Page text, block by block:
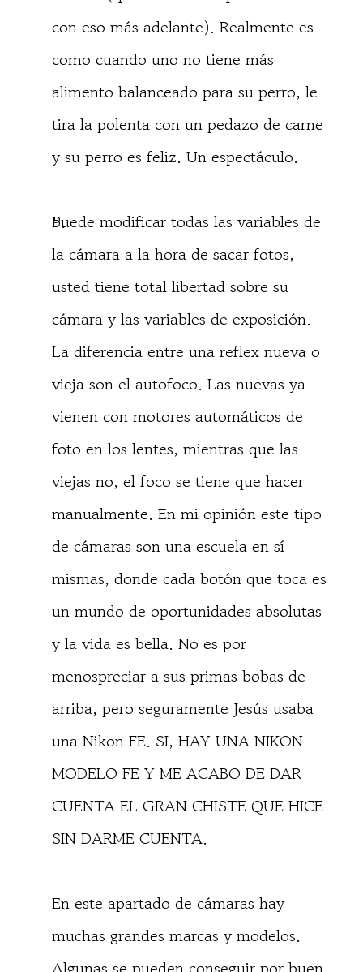
con eso más adelante). Realmente es
como cuando uno no tiene más
alimento balanceado para su perro, le
tira la polenta con un pedazo de carne
y su perro es feliz. Un espectáculo.
Puede modificar todas las variables de
la cámara a la hora de sacar fotos,
usted tiene total libertad sobre su
cámara y las variables de exposición.
La diferencia entre una reflex nueva o
vieja son el autofoco. Las nuevas ya
vienen con motores automáticos de
foto en los lentes, mientras que las
viejas no, el foco se tiene que hacer
manualmente. En mi opinión este tipo
de cámaras son una escuela en sí
mismas, donde cada botón que toca es
un mundo de oportunidades absolutas
y la vida es bella. No es por
menospreciar a sus primas bobas de
arriba, pero seguramente Jesús usaba
una Nikon FE. SI, HAY UNA NIKON
MODELO FE Y ME ACABO DE DAR
CUENTA EL GRAN CHISTE QUE HICE
SIN DARME CUENTA.
En este apartado de cámaras hay
muchas grandes marcas y modelos.